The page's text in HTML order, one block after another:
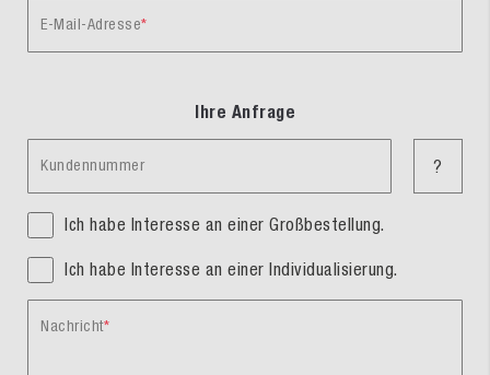
E-Mail-Adresse
Ihre Anfrage
Kundennummer ?
Ich habe Interesse an einer Großbestellung.
Ich habe Interesse an einer Individualisierung.
Nachricht